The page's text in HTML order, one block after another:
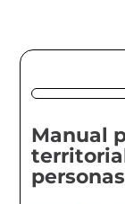
Manual